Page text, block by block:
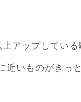
上アップしてい
近いものがきっ